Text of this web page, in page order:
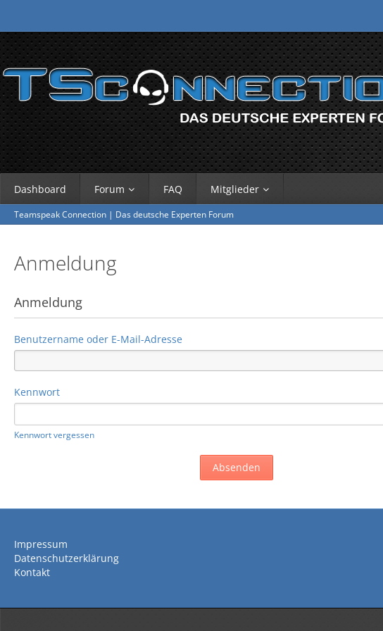
Dashboard Forum FAQ Mitglieder
Teamspeak Connection | Das deutsche Experten Forum
Anmeldung
Anmeldung
Benutzername oder E-Mail-Adresse
Kennwort
Kennwort vergessen
Impressum
Datenschutzerklärung
Kontakt